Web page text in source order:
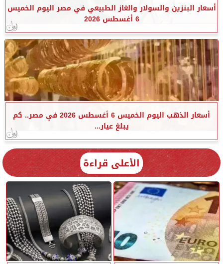
أسعار البنزين والسولار والغاز الطبيعي في مصر اليوم الخميس
6 أغسطس 2026
أسعار الذهب اليوم الخميس 6 أغسطس 2026 في مصر.. كم
يبلغ عيار...
الأعلى قراءة